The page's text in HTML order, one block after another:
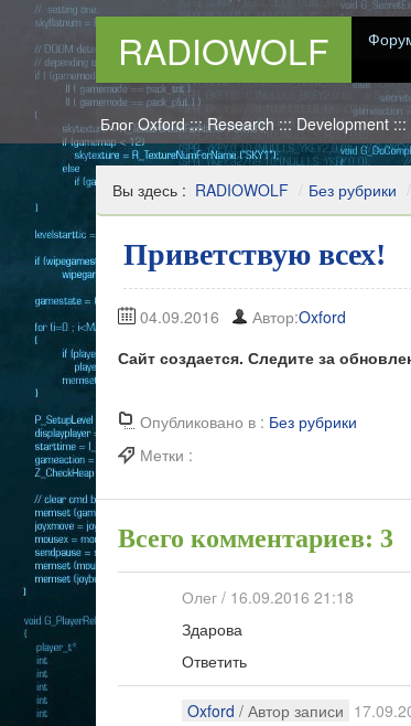
RADIOWOLF
Блог Oxford ::: Research ::: Development
Вы здесь : RADIOWOLF / Без рубрики /
Приветствую всех!
04.09.2016 Автор:Oxford
Сайт создается. Следите за
Опубликовано в : Без рубрики
Метки :
Всего комментариев: 3
Олег / 16.09.2016 21:18
Здарова
Ответить
Oxford / Автор записи